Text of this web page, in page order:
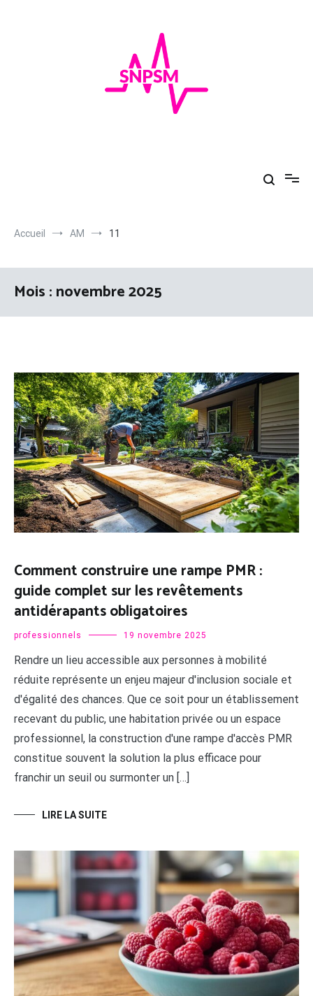
Accueil AM 11
Mois :novembre 2025
Comment construire une rampe PMR :
guide complet sur les revêtements
antidérapants obligatoires
professionnels 19 novembre 2025
Rendre un lieu accessible aux personnes à mobilité
réduite représente un enjeu majeur d'inclusion sociale et
d'égalité des chances. Que ce soit pour un établissement
recevant du public, une habitation privée ou un espace
professionnel, la construction d'une rampe d'accès PMR
constitue souvent la solution la plus efficace pour
franchir un seuil ou surmonter un […]
LIRE LA SUITE